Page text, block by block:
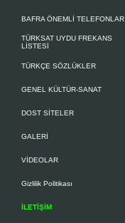
BAFRA ÖNEMLİ TELEFONLAR
TÜRKSAT UYDU FREKANS
LİSTESİ
TÜRKÇE SÖZLÜKLER
GENEL KÜLTÜR-SANAT
DOST SİTELER
GALERİ
VİDEOLAR
Gizlilik Politikası
İLETİŞİM